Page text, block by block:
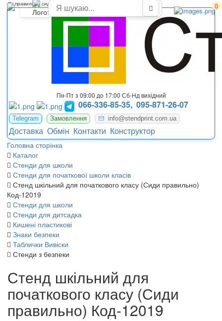
0
Пн-Пт з 09:00 до 17:00 Сб-Нд вихідний
066-336-85-35, 095-871-26-07
Telegram Замовлення info@stendprint.com.ua
Доставка Обмін Контакти Конструктор
Головна сторінка
Каталог
Стенди для школи
Стенди для початкової школи класів
Стенд шкільний для початкового класу (Сиди правильно)
Код-12019
Стенди для школи
Стенди для дитсадка
Кишені пластикові
Знаки безпеки
Таблички Вивіски
Стенди з безпеки
Як правильно сидіти для молодшого класу
Стенд шкільний для
початкового класу (Сиди
правильно) Код-12019